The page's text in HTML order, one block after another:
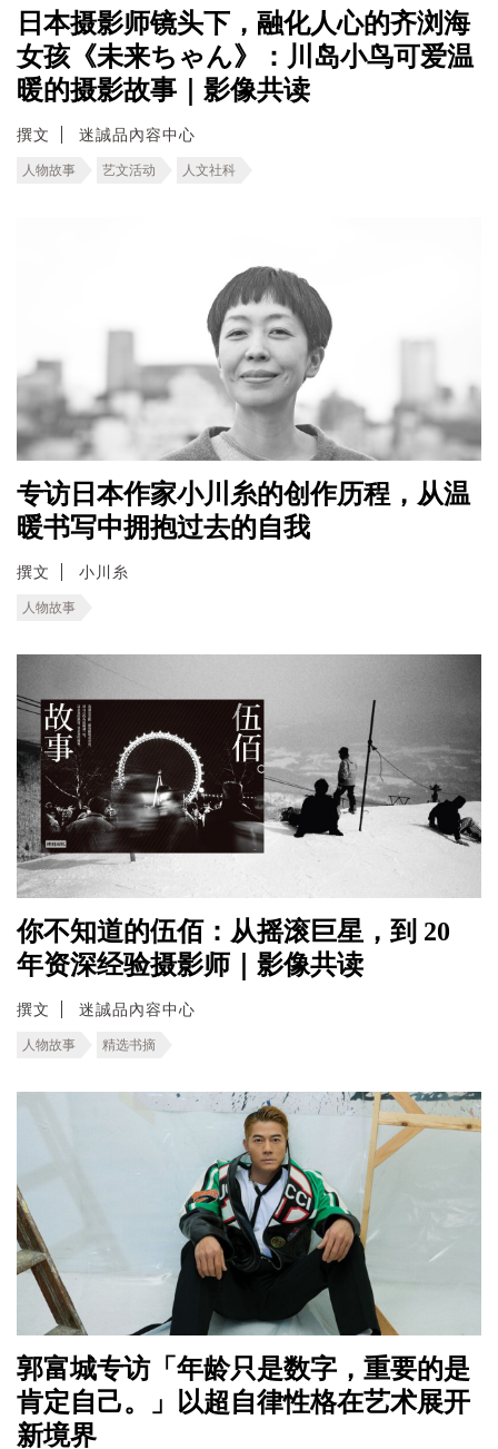
日本摄影师镜头下，融化人心的齐浏海
女孩《未来ちゃん》：川岛小鸟可爱温
暖的摄影故事｜影像共读
撰文 迷誠品內容中心
人物故事 艺文活动 人文社科
专访日本作家小川糸的创作历程，从温
暖书写中拥抱过去的自我
撰文 小川糸
人物故事
你不知道的伍佰：从摇滚巨星，到 20
年资深经验摄影师｜影像共读
撰文 迷誠品內容中心
人物故事 精选书摘
郭富城专访「年龄只是数字，重要的是
肯定自己。」以超自律性格在艺术展开
新境界